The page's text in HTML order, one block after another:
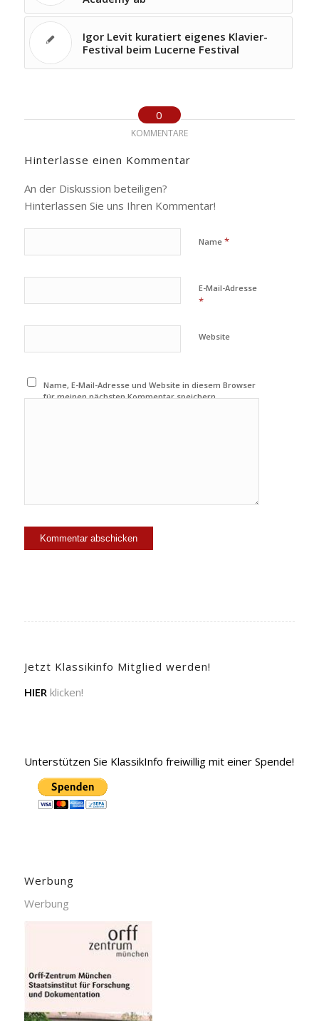
Igor Levit kuratiert eigenes Klavier-
Festival beim Lucerne Festival
0
KOMMENTARE
Hinterlasse einen Kommentar
An der Diskussion beteiligen?
Hinterlassen Sie uns Ihren Kommentar!
Name *
E-Mail-Adresse
*
Website
Name, E-Mail-Adresse und Website in diesem Browser
für meinen nächsten Kommentar speichern.
Jetzt Klassikinfo Mitglied werden!
HIERklicken!
Unterstützen Sie KlassikInfo freiwillig mit einer Spende!
Werbung
Werbung